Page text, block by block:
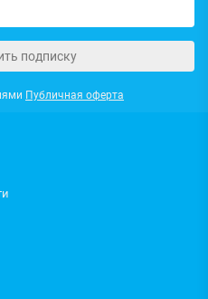
подписку
Публичная оферта